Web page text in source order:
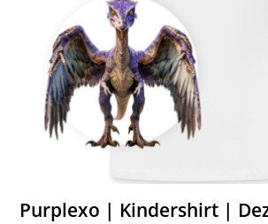
Purplexo | Kindershirt |